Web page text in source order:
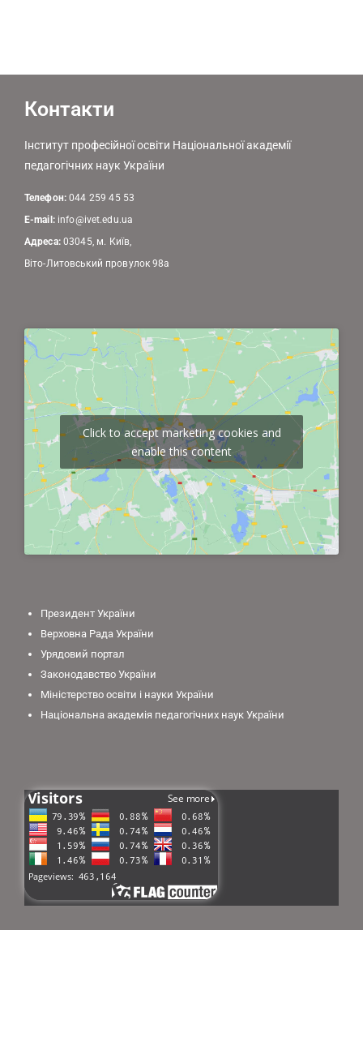
Контакти
Інститут професійної освіти Національної академії
педагогічних наук України
Телефон:044 259 45 53
E-mail: info@ivet.edu.ua
Адреса:03045, м. Київ,
Віто-Литовський провулок 98а
Click to accept marketing cookies and
enable this content
Президент України
Верховна Рада України
Урядовий портал
Законодавство України
Міністерство освіти і науки України
Національна академія педагогічних наук України